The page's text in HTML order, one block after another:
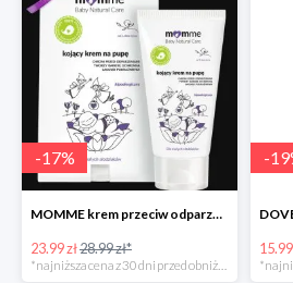
-17%
MOMME krem przeciw odparzeniom
23.99 zł28.99 zł*
-19
15.99